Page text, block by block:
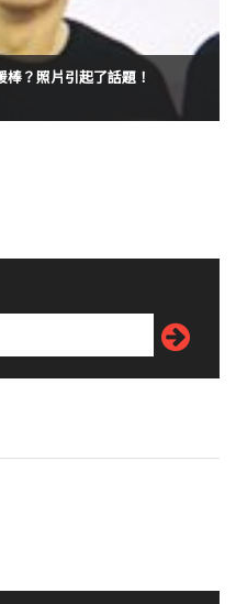
？照片引起了話題！